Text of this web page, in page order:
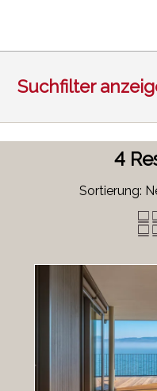
Suchfilter
4
Sortierung: